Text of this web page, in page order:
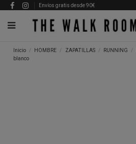
Envíos gratis desde 90€
Inicio HOMBRE ZAPATILLAS RUNNING
blanco